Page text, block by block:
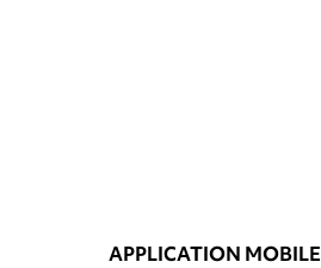
APPLICATION MOBILE